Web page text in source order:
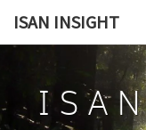
Skip
to
ISAN INSIGHT